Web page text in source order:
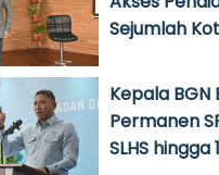
Sejumlah
Kepala BGN
Permanen
SLHS hingga